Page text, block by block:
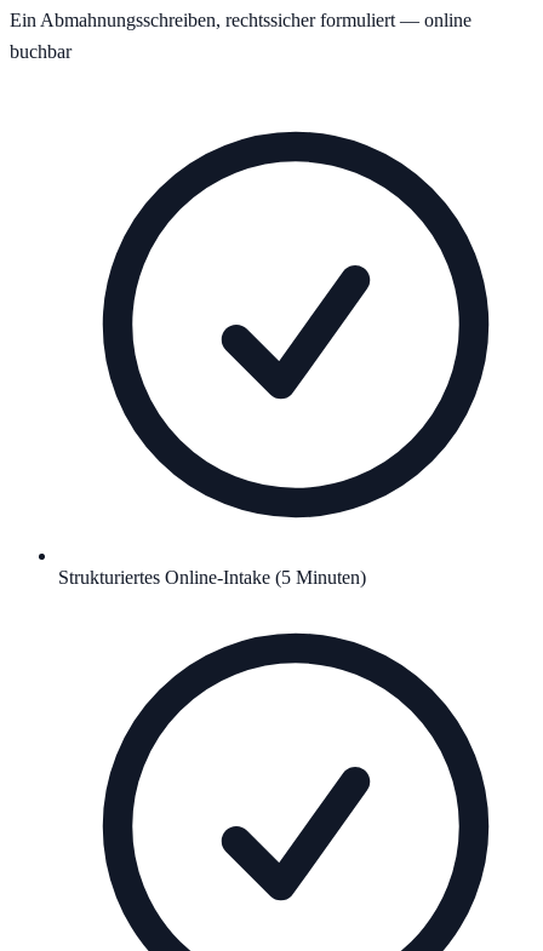
Ein Abmahnungsschreiben, rechtssicher formuliert — online
buchbar
Strukturiertes Online-Intake (5 Minuten)